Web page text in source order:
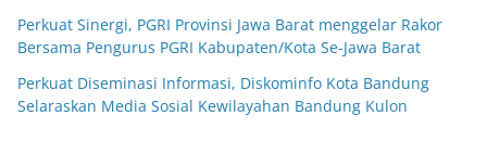
Perkuat Sinergi, PGRI Provinsi Jawa Barat menggelar Rakor
Bersama Pengurus PGRI Kabupaten/Kota Se-Jawa Barat
Perkuat Diseminasi Informasi, Diskominfo Kota Bandung
Selaraskan Media Sosial Kewilayahan Bandung Kulon